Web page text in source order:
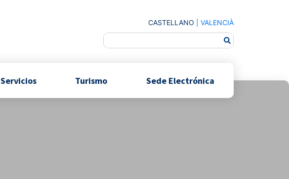
CASTELLANO VALENCIÀ
Servicios Turismo Sede Electrónica